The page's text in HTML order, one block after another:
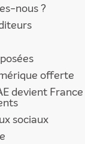
nous ?
offerte
devient France
sociaux